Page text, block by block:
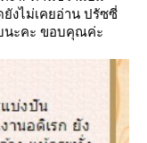
ยังไม่เคยอ่าน ปรัซซี่
นะคะ ขอบคุณค่ะ